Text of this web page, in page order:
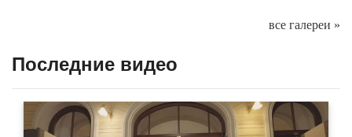
все галереи »
Последние видео